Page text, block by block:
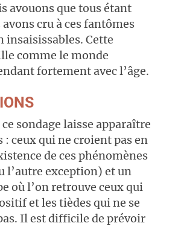
avouons que tous étant
cru à ces fantômes
insaisissables. Cette
comme le monde
fortement avec l’âge.
ce sondage laisse apparaître
: ceux qui ne croient pas en
de ces phénomènes
l’autre exception) et un
où l’on retrouve ceux qui
et les tièdes qui ne se
Il est difficile de prévoir